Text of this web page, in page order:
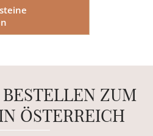
ZUM
ÖSTERREICH